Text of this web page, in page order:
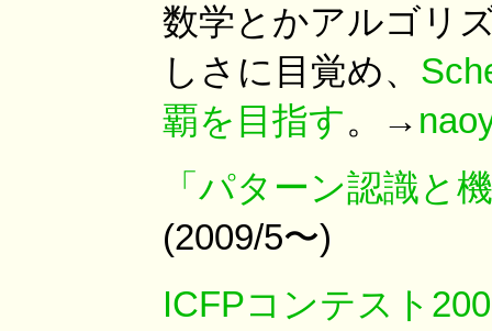
数学とかアルゴリ
しさに目覚め、
覇を目指す。→
「パターン認識と
(2009/5〜)
ICFPコンテスト